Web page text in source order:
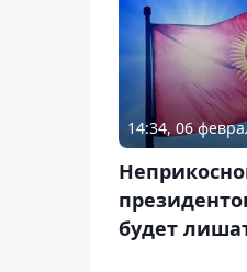
14:34, 06
будет